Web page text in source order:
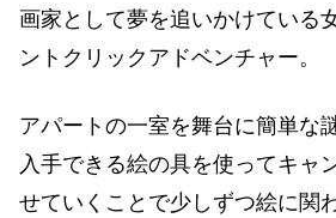
画家として夢を追いかけている
ントクリックアドベンチャー。
アパートの一室を舞台に簡単な
入手できる絵の具を使ってキャ
せていくことで少しずつ絵に関